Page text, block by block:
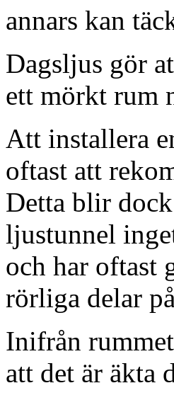
annars kan
Dagsljus gör
ett mörkt rum
Att installera
oftast att
Detta blir
ljustunnel
och har oftast
rörliga delar
Inifrån
att det är äkta